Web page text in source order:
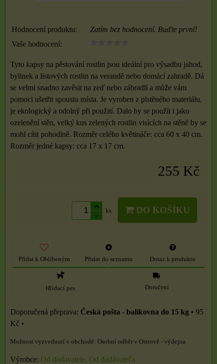
Hodnocení produktu:
Zatím bez hodnocení. Buďte první!
Vaše hodnocení:
Tyto kapsy na pěstování rostlin jsou ideální pro výsadbu jahod,
bylinek a listových rostlin na verandě nebo domácí zahradě. Dá
se velmi snadno zavěsit na zeď nebo zábradlí a může vám
pomoci ušetřit spoustu místa. Je vyroben z plstěného materiálu,
je ekologický a odolný při použití. Dalo by se použít i jako
ozelenění stěn, velký kus zelených rostlin visících na stěně by se
mohl cítit pohodlně. Rozměr celého květináče: cca 60 x 40 cm.
Rozměr jedné kapsy: cca 17 x 17 cm.
255 Kč
ks DO KOŠÍKU
Přidat k Oblíbeným Přidat do seznamu Dotaz k produktu
Hlídací pes Doručení
Česká pošta - balíkovna do 15 kg • 95
Kč •
Osobní odběr v Ostrově - výdejna
Výrobce: Od dodavatele, Od dodávateľa